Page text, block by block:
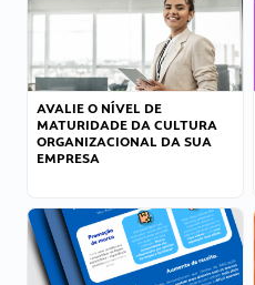
AVALIE O NÍVEL DE
MATURIDADE DA CULTURA
ORGANIZACIONAL DA SUA
EMPRESA